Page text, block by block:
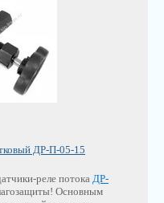
ДР-П-05-15
реле потока ДР-
Основным